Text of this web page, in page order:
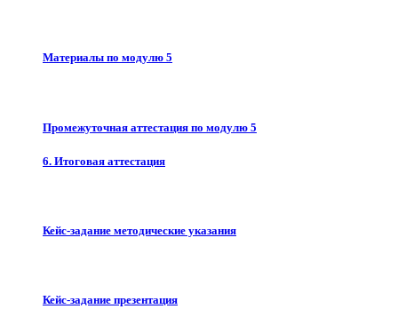
Материалы по модулю 5
Промежуточная аттестация по модулю 5
6. Итоговая аттестация
Кейс-задание методические указания
Кейс-задание презентация